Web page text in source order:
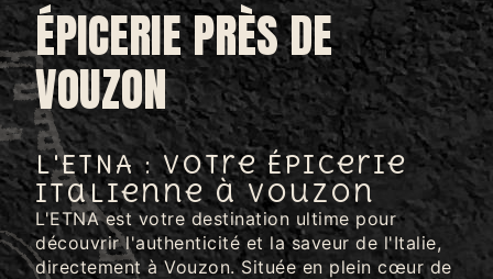
ÉPICERIE PRÈS DE
VOUZON
L'ETNA : Votre Épicerie
Italienne à Vouzon
L'ETNA est votre destination ultime pour
découvrir l'authenticité et la saveur de l'Italie,
directement à Vouzon. Située en plein cœur de